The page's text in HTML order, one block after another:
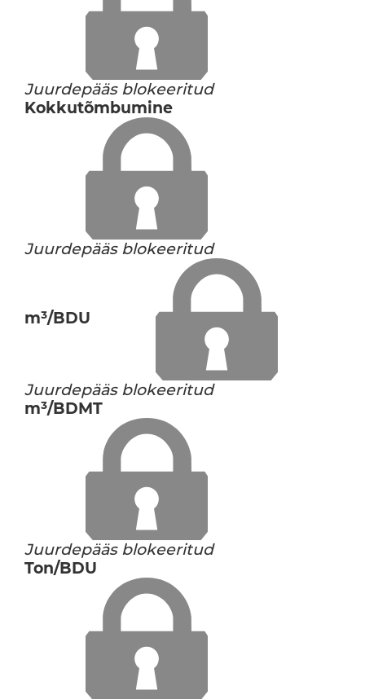
Juurdepääs blokeeritud
Kokkutõmbumine
Juurdepääs blokeeritud
m³/BDU
Juurdepääs blokeeritud
m³/BDMT
Juurdepääs blokeeritud
Ton/BDU